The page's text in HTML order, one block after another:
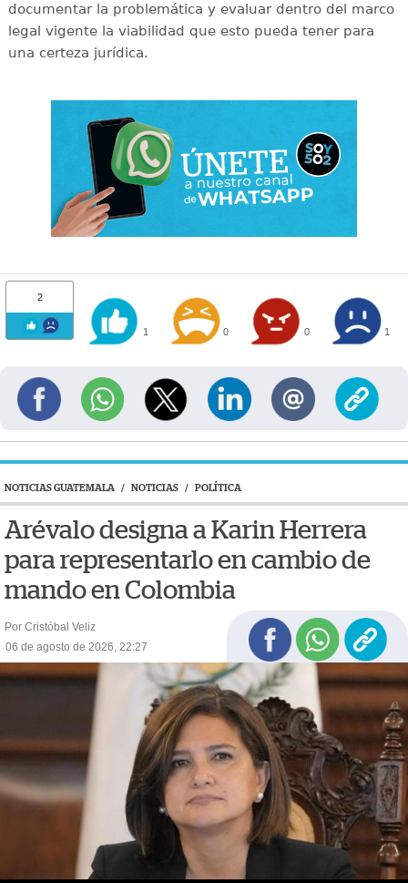
documentar la problemática y evaluar dentro del marco
legal vigente la viabilidad que esto pueda tener para
una certeza jurídica.
2
1 0 0 1
NOTICIAS GUATEMALA / NOTICIAS / POLÍTICA
Arévalo designa a Karin Herrera
para representarlo en cambio de
mando en Colombia
Por Cristóbal Veliz
06 de agosto de 2026, 22:27